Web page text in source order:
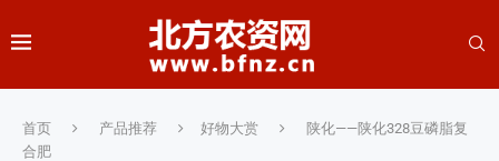
首页 产品推荐 好物大赏
陕化——陕化328豆磷脂复
合肥